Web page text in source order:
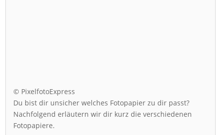
© PixelfotoExpress
Du bist dir unsicher welches Fotopapier zu dir passt?
Nachfolgend erläutern wir dir kurz die verschiedenen
Fotopapiere.